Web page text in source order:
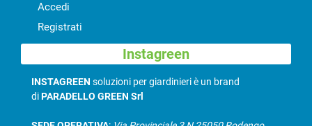
Accedi
Registrati
Instagreen
INSTAGREEN soluzioni per giardinieri è un brand
diPARADELLO GREEN Srl